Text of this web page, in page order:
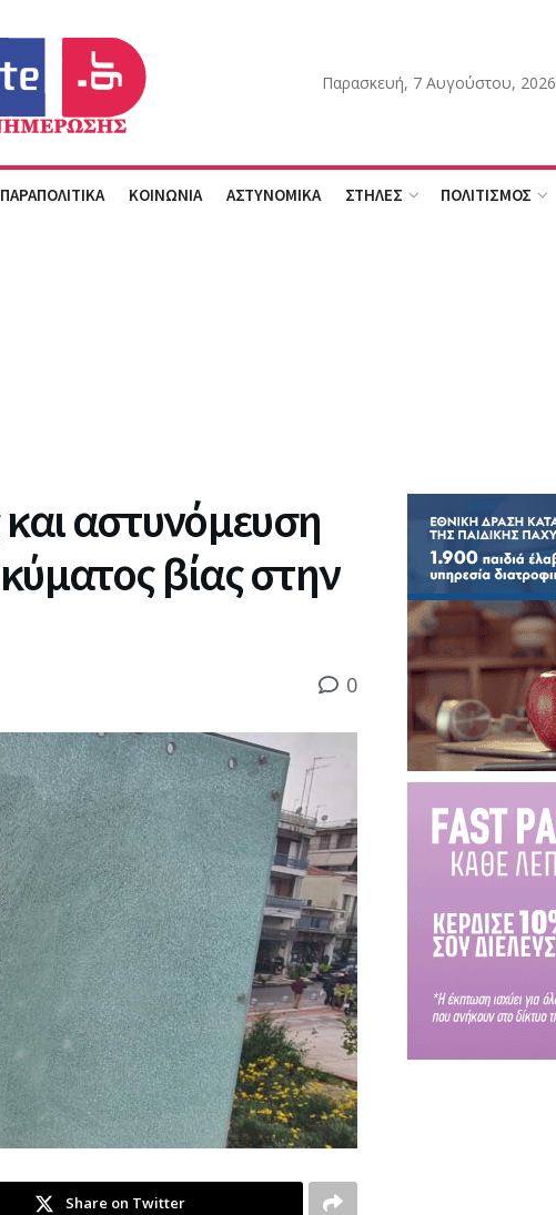
Παρασκευή, 7 Αυγούστου, 2026
ΠΑΡΑΠΟΛΙΤΙΚΑ ΚΟΙΝΩΝΙΑ ΑΣΤΥΝΟΜΙΚΑ ΣΤΗΛΕΣ ΠΟΛΙΤΙΣΜΟΣ
αστυνόμευση
βίας στην
0
Share on Twitter